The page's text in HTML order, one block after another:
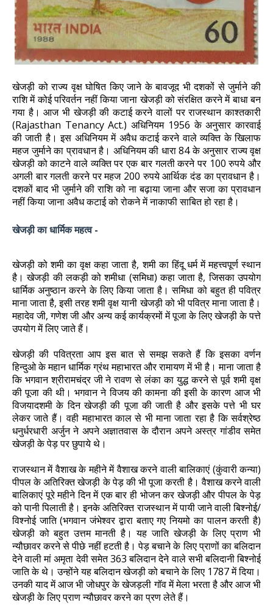
खेजड़ी को राज्य वृक्ष घोषित किए जाने के बावजूद भी दशकों से जुर्माने की
राशि में कोई परिवर्तन नहीं किया जाना खेजड़ी को संरक्षित करने में बाधा बन
गया है। आज भी खेजड़ी की कटाई करने वालों पर राजस्थान काश्तकारी
(Rajasthan Tenancy Act.) अधिनियम 1956 के अनुसार कारवाई
की जाती है। इस अधिनियम में अवैध कटाई करने वाले व्यक्ति के खिलाफ
महज जुर्माने का प्रावधान है। अधिनियम की धारा 84 के अनुसार राज्य वृक्ष
खेजड़ी को काटने वाले व्यक्ति पर एक बार गलती करने पर 100 रुपये और
अगली बार गलती करने पर महज 200 रुपये आर्थिक दंड का प्रावधान है।
दशकों बाद भी जुर्माने की राशि को ना बढ़ाया जाना और सजा का प्रावधान
नहीं किया जाना अवैध कटाई को रोकने में नाकाफी साबित हो रहा है।
खेजड़ी का धार्मिक महत्व -
खेजड़ी को शमी का वृक्ष कहा जाता है, शमी का हिंदू धर्म में महत्त्वपूर्ण स्थान
है। खेजड़ी की लकड़ी को शमीधा (समिधा) कहा जाता है, जिसका उपयोग
धार्मिक अनुष्ठान करने के लिए किया जाता है। समिधा को बहुत ही पवित्र
माना जाता है, इसी तरह शमी वृक्ष यानी खेजड़ी को भी पवित्र माना जाता है।
महादेव जी, गणेश जी और अन्य कई कार्यक्रमों में पूजा के लिए खेजड़ी के पत्ते
उपयोग में लिए जाते हैं।
खेजड़ी की पवित्रता आप इस बात से समझ सकते हैं कि इसका वर्णन
हिन्दुओ के महान धार्मिक ग्रंथ महाभारत और रामायण में भी है। माना जाता है
कि भगवान श्रीरामचंद्र जी ने रावण से लंका का युद्ध करने से पूर्व शमी वृक्ष
की पूजा की थी। भगवान ने विजय की कामना की इसी के कारण आज भी
विजयादशमी के दिन खेजड़ी की पूजा की जाती है और इसके पत्ते भी घर
लेकर जाते हैं। वही महाभारत काल से भी माना जाता रहा है कि सर्वश्रेष्ठ
धनुर्धरधारी अर्जुन ने अपने अज्ञातवास के दौरान अपने अस्त्र गांडीव समेत
खेजड़ी के पेड़ पर छुपाये थे।
राजस्थान में वैशाख के महीने में वैशाख करने वाली बालिकाएं (कुंवारी कन्या)
पीपल के अतिरिक्त खेजड़ी के पेड़ की भी पूजा करती है। वैशाख करने वाली
बालिकाएं पूरे महीने दिन में एक बार ही भोजन कर खेजड़ी और पीपल के पेड़
को पानी पिलाती है। इनके अतिरिक्त राजस्थान में पायी जाने वाली बिश्नोई/
विश्नोई जाति (भगवान जंभेश्वर द्वारा बताए गए नियमो का पालन करती है)
खेजड़ी को बहुत उत्तम मानती है। यह जाति खेजड़ी के लिए प्राण भी
न्यौछावर करने से पीछे नहीं हटती है। पेड़ बचाने के लिए प्राणों का बलिदान
देने वाली मां अमृता देवी समेत 363 बलिदान देने वाले सभी बलिदानी बिश्नोई
जाति के थे। उन्होंने यह बलिदान खेजड़ी को बचाने के लिए 1787 में दिया।
उनकी याद में आज भी जोधपुर के खेजड़ली गॉव में मेला भरता है और आज भी
खेजड़ी के लिए प्राण न्यौछावर करने का प्रण लेते हैं।